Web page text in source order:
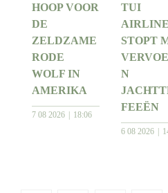
HOOP VOOR
DE
ZELDZAME
RODE
WOLF IN
AMERIKA
7 08 2026 18:06
TUI
STOPT
N
FEEËN
6 08 2026